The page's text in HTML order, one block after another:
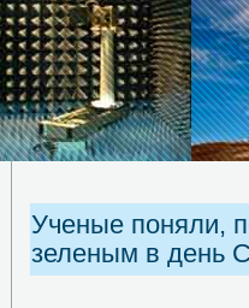
Ученые поняли,
зеленым в день